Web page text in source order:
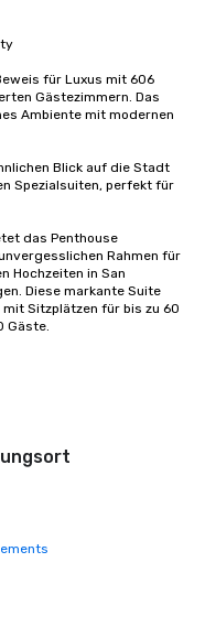
person with tax and
included. The only
provides guests a
ultimate networking
a typical sit-down
to engage the person
right of you. Because
traverse along the
für Luxus mit 606
Gästezimmern. Das
Ambiente mit modernen
Blick auf die Stadt
Spezialsuiten, perfekt für
das Penthouse
Rahmen für
Hochzeiten in San
Diese markante Suite
Sitzplätzen für bis zu 60
Gäste.